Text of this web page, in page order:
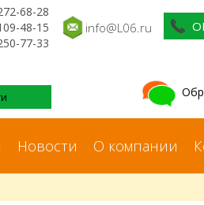
68-28
48-15
77-33
info@L06.ru
Новости О компании